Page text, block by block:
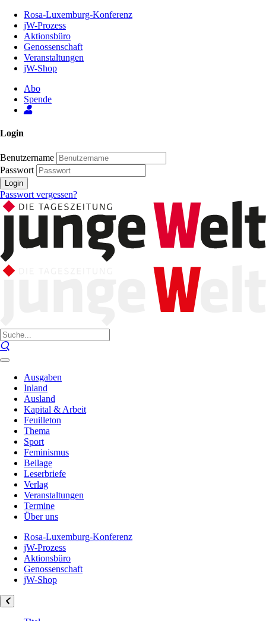
Inhalt
Seite
Rosa-Luxemburg-Konferenz
jW-Prozess
Aktionsbüro
Genossenschaft
Veranstaltungen
jW-Shop
Abo
Spende
Login
Benutzername
Passwort
Login
Passwort vergessen?
Ausgaben
Inland
Ausland
Kapital & Arbeit
Feuilleton
Thema
Sport
Feminismus
Beilage
Leserbriefe
Verlag
Veranstaltungen
Termine
Über uns
Rosa-Luxemburg-Konferenz
jW-Prozess
Aktionsbüro
Genossenschaft
jW-Shop